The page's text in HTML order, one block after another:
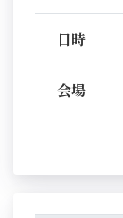
日時
会場